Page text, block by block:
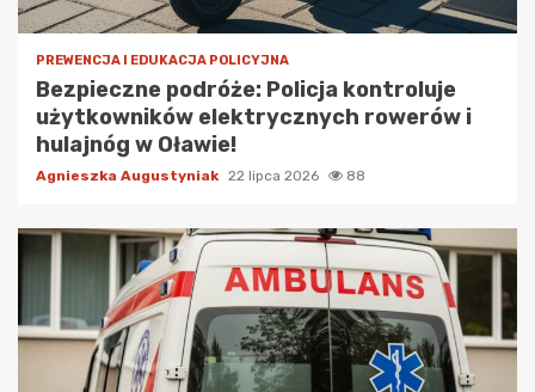
PREWENCJA I EDUKACJA POLICYJNA
Bezpieczne podróże: Policja kontroluje
użytkowników elektrycznych rowerów i
hulajnóg w Oławie!
Agnieszka Augustyniak 22 lipca 2026 88